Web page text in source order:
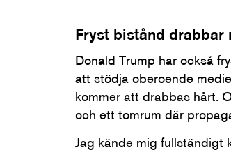
Fryst bistånd drabbar
Donald Trump har också
att stödja oberoende
kommer att drabbas hårt.
och ett tomrum där
Jag kände mig fullständigt